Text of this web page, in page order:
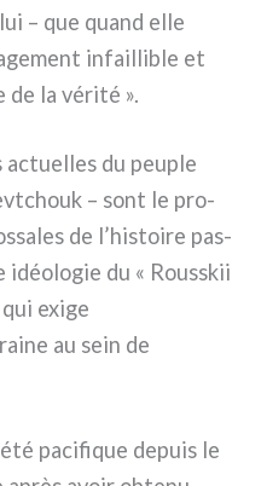
– que quand elle
infail­li­ble et
la véri­té ».
du peu­ple
– sont le pro­
de l’histoire pas­
du « Rousskii
qui exi­ge
au sein de
paci­fi­que depuis le